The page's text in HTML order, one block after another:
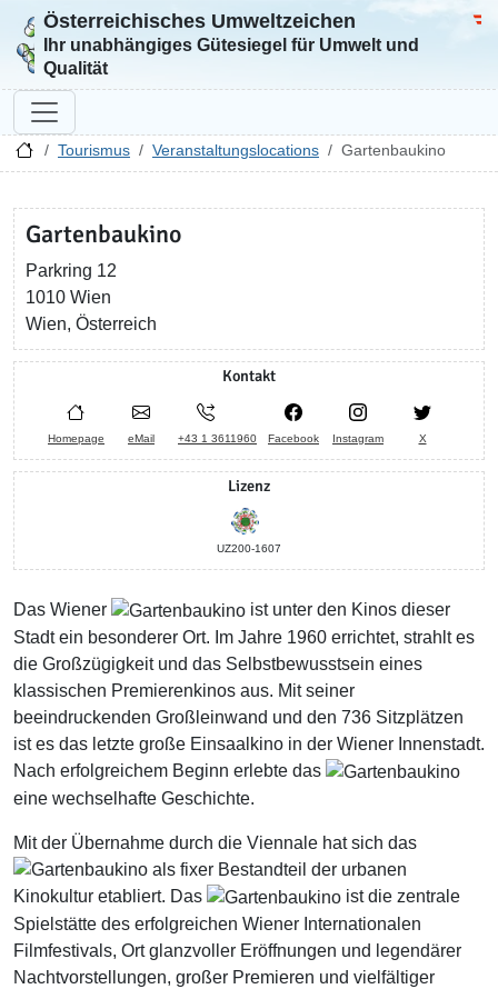
Zur Startseite
Österreichisches Umweltzeichen
Ihr unabhängiges Gütesiegel für Umwelt und
Qualität
Tourismus Veranstaltungslocations Gartenbaukino
Gartenbaukino
Parkring 12
1010 Wien
Wien, Österreich
Kontakt
Homepage eMail +43 1 3611960 Facebook Instagram X
Lizenz
UZ200-1607
Das Wiener
ist unter den Kinos dieser
Stadt ein besonderer Ort. Im Jahre 1960 errichtet, strahlt es
die Großzügigkeit und das Selbstbewusstsein eines
klassischen Premierenkinos aus. Mit seiner
beeindruckenden Großleinwand und den 736 Sitzplätzen
ist es das letzte große Einsaalkino in der Wiener Innenstadt.
Nach erfolgreichem Beginn erlebte das
eine wechselhafte Geschichte.
Mit der Übernahme durch die Viennale hat sich das
als fixer Bestandteil der urbanen
Kinokultur etabliert. Das
ist die zentrale
Spielstätte des erfolgreichen Wiener Internationalen
Filmfestivals, Ort glanzvoller Eröffnungen und legendärer
Nachtvorstellungen, großer Premieren und vielfältiger